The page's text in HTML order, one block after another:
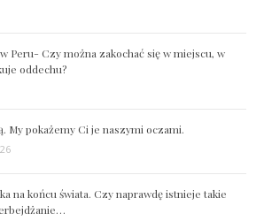
Peru- Czy można zakochać się w miejscu, w
oddechu?
My pokażemy Ci je naszymi oczami.
na końcu świata. Czy naprawdę istnieje takie